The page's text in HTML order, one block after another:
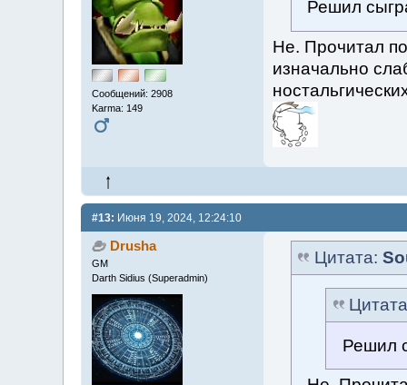
Сообщений: 2908
Karma: 149
Решил
Не. Прочитал
изначально
#13: Июня 19, 2024, 12:24:10
Drusha
GM
Darth Sidius (Superadmin)
Цитата:
Решил